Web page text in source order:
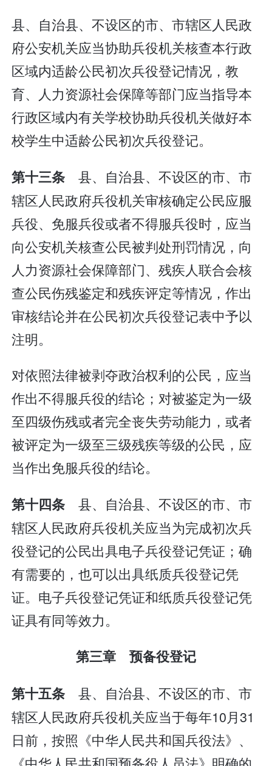
县、自治县、不设区的市、市辖区人民政
府公安机关应当协助兵役机关核查本行政
区域内适龄公民初次兵役登记情况，教
育、人力资源社会保障等部门应当指导本
行政区域内有关学校协助兵役机关做好本
校学生中适龄公民初次兵役登记。
第十三条县、自治县、不设区的市、市
辖区人民政府兵役机关审核确定公民应服
兵役、免服兵役或者不得服兵役时，应当
向公安机关核查公民被判处刑罚情况，向
人力资源社会保障部门、残疾人联合会核
查公民伤残鉴定和残疾评定等情况，作出
审核结论并在公民初次兵役登记表中予以
注明。
对依照法律被剥夺政治权利的公民，应当
作出不得服兵役的结论；对被鉴定为一级
至四级伤残或者完全丧失劳动能力，或者
被评定为一级至三级残疾等级的公民，应
当作出免服兵役的结论。
第十四条县、自治县、不设区的市、市
辖区人民政府兵役机关应当为完成初次兵
役登记的公民出具电子兵役登记凭证；确
有需要的，也可以出具纸质兵役登记凭
证。电子兵役登记凭证和纸质兵役登记凭
证具有同等效力。
第三章 预备役登记
第十五条县、自治县、不设区的市、市
辖区人民政府兵役机关应当于每年10月31
日前，按照《中华人民共和国兵役法》、